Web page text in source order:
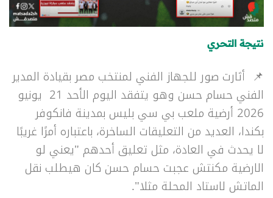
نتيجة التحري
📌 أثارت صور للجهاز الفني لمنتخب مصر بقيادة المدير
الفني حسام حسن وهو يتفقد اليوم الأحد 21 يونيو
2026 أرضية
ملعب بي سي بليس بمدينة فانكوفر
بكندا، العديد من التعليقات الساخرة، باعتباره أمرًا غريبًا
لا يحدث في العادة، مثل تعليق أحدهم "يعني لو
الارضية مكنتش عجبت حسام حسن كان هيطلب نقل
الماتش لاستاد المحلة مثلا".